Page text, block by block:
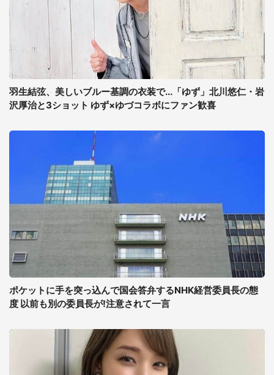
羽生結弦、美しいブルー基調の衣装で...「ゆず」北川悠仁・岩
沢厚治と3ショット ゆず×ゆづコラボにファン歓喜
ポケットに手を突っ込んで国会答弁するNHK経営委員長の態
度 以前も別の委員長が!注意されて一言